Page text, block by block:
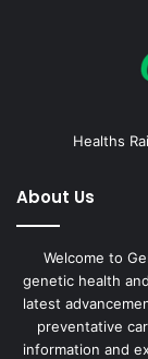
Healths
About Us
Welcome to
genetic health
latest
preventative
information and